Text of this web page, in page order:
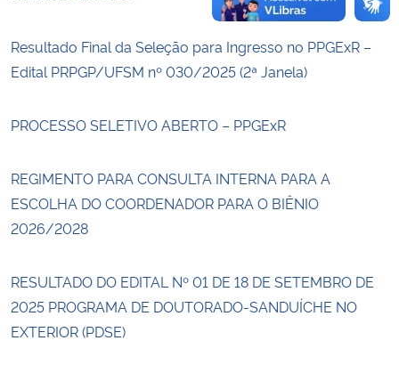
Resultado Final da Seleção para Ingresso no PPGExR –
Edital PRPGP/UFSM nº 030/2025 (2ª Janela)
PROCESSO SELETIVO ABERTO – PPGExR
REGIMENTO PARA CONSULTA INTERNA PARA A
ESCOLHA DO COORDENADOR PARA O BIÊNIO
2026/2028
RESULTADO DO EDITAL Nº 01 DE 18 DE SETEMBRO DE
2025 PROGRAMA DE DOUTORADO-SANDUÍCHE NO
EXTERIOR (PDSE)